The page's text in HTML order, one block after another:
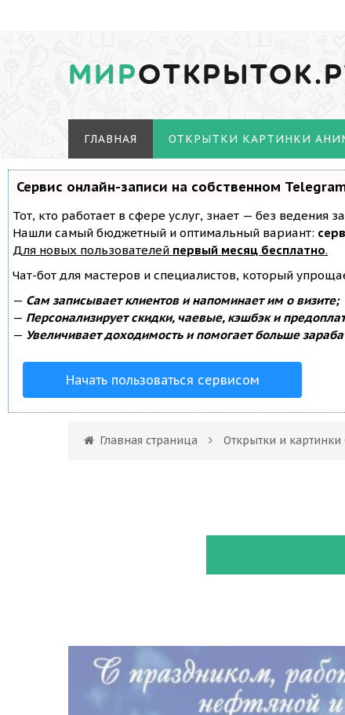
МИР
ГЛАВНАЯ ОТКРЫТКИ КАРТИНКИ
Сервис онлайн-записи на собственном
Тот, кто работает в сфере услуг, знает — без ведения
Нашли самый бюджетный и оптимальный вариант:
Для новых пользователей первый месяц бесплатно.
Чат-бот для мастеров и специалистов, который
— Сам записывает клиентов и напоминает им о визите;
— Персонализирует скидки, чаевые, кэшбэк и
— Увеличивает доходимость и помогает больше
Начать пользоваться сервисом
Главная страница Открытки и